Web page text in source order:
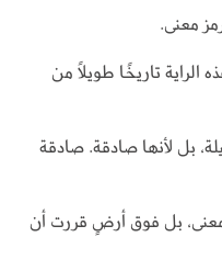
معنى.
الراية تاريخًا طويلًا من
بل لأنها صادقة. صادقة
معنى، بل فوق أرضٍ قررت أن